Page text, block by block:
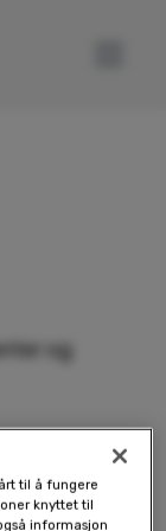
til å fungere
knyttet til
informasjon